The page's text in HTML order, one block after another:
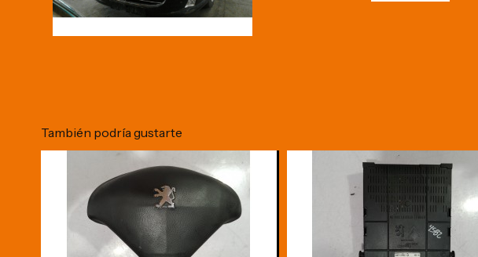
También podría gustarte